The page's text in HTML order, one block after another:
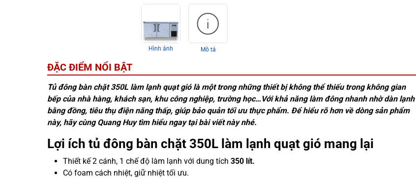
Hình ảnh Mô tả
ĐẶC ĐIỂM NỔI BẬT
Tủ đông bàn chặt 350L làm lạnh quạt gió là một trong những thiết bị không thể thiếu trong không gian
bếp của nhà hàng, khách sạn, khu công nghiệp, trường học…Với khả năng làm đông nhanh nhờ dàn lạnh
bằng đồng, tiêu thụ điện năng thấp, giúp bảo quản tối ưu thực phẩm. Để hiểu rõ hơn về dòng sản phẩm
này, hãy cùng Quang Huy tìm hiểu ngay tại bài viết này nhé.
Lợi ích tủ đông bàn chặt 350L làm lạnh quạt gió mang lại
Thiết kế 2 cánh, 1 chế độ làm lạnh với dung tích 350 lít.
Có foam cách nhiệt, giữ nhiệt tối ưu.